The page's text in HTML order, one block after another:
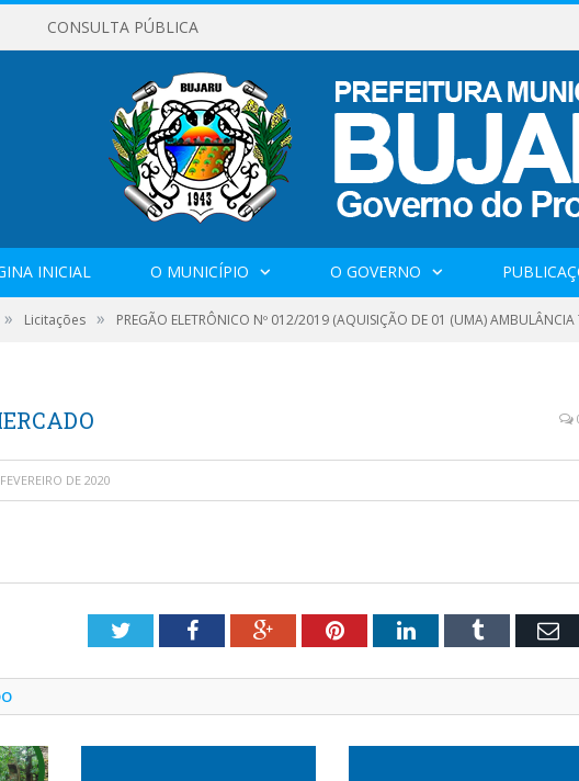
CONSULTA PÚBLICA
INICIAL O MUNICÍPIO O GOVERNO
» Licitações » PREGÃO ELETRÔNICO Nº 012/2019 (AQUISIÇÃO DE 01 (UMA) AMBULÂNCIA
DE 2020
TwitterFacebookGoogle+PinterestLinkedInTumblr